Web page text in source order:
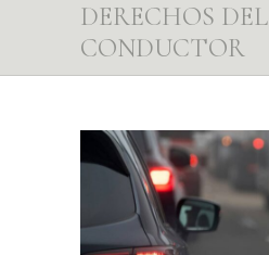
DERECHOS DEL
CONDUCTOR